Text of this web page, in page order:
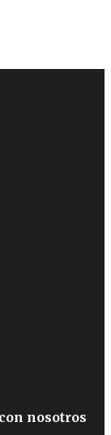
nosotros